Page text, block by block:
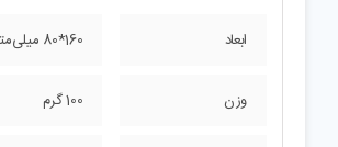
ابعاد 160*80 میلی‌متر
وزن 100 گرم